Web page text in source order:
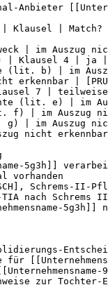
Anbieter
Klausel | Match?
| im Auszug
| Klausel 4 | ja |
b) | im
erkennbar |
7 | teilweise,
(lit. e) | im
| im Auszug
| im Auszug
nicht erkennbar
5g3h]]
vorhanden
Schrems-II-
nach Schrems
für
zur